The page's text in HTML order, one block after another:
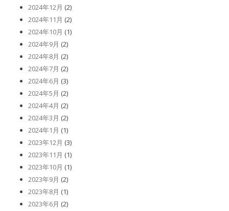
2024年12月 (2)
2024年11月 (2)
2024年10月 (1)
2024年9月 (2)
2024年8月 (2)
2024年7月 (2)
2024年6月 (3)
2024年5月 (2)
2024年4月 (2)
2024年3月 (2)
2024年1月 (1)
2023年12月 (3)
2023年11月 (1)
2023年10月 (1)
2023年9月 (2)
2023年8月 (1)
2023年6月 (2)